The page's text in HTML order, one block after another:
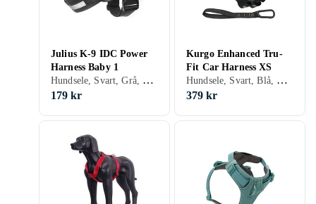
Julius K-9 IDC Power
Harness Baby 1
Hundsele, Svart, Grå, Blå, Röd, Gul, Orange, Grön, Rosa, Lila, Hundar
179 kr
Kurgo Enhanced Tru-
Fit Car Harness XS
Hundsele, Svart, Blå, Röd, Hundar
379 kr